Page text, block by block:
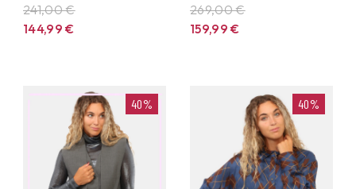
241,00 €
144,99€
269,00 €
159,99€
40% 40%